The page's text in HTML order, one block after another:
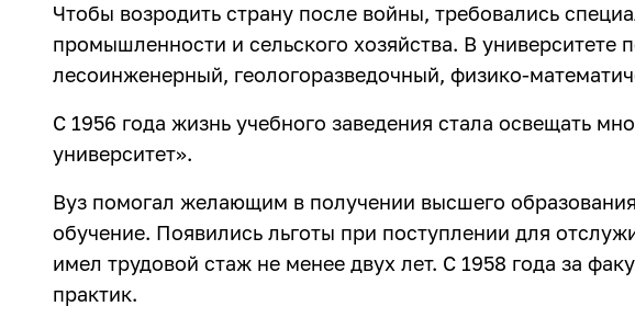
Чтобы возродить страну после войны, требовались
промышленности и сельского хозяйства. В университете
лесоинженерный, геологоразведочный, физико-
С 1956 года жизнь учебного заведения стала освещать
университет».
Вуз помогал желающим в получении высшего
обучение. Появились льготы при поступлении для
имел трудовой стаж не менее двух лет. С 1958 года за
практик.